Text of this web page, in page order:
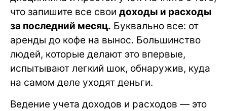
что запишите все свои доходы и расходы
за последний месяц. Буквально все: от
аренды до кофе на вынос. Большинство
людей, которые делают это впервые,
испытывают легкий шок, обнаружив, куда
на самом деле уходят деньги.
Ведение учета доходов и расходов — это